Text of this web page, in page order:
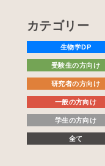
カテゴリー
生物学DP
受験生の方向け
研究者の方向け
一般の方向け
学生の方向け
全て